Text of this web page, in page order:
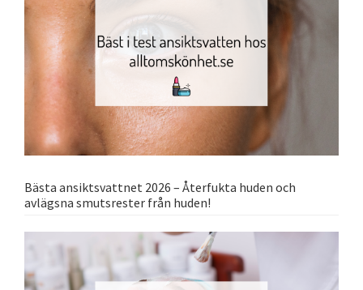
Bästa ansiktsvattnet 2026 – Återfukta huden och
avlägsna smutsrester från huden!